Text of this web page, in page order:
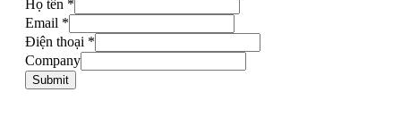
Họ tên *
Email *
Điện thoại *
Company
Submit